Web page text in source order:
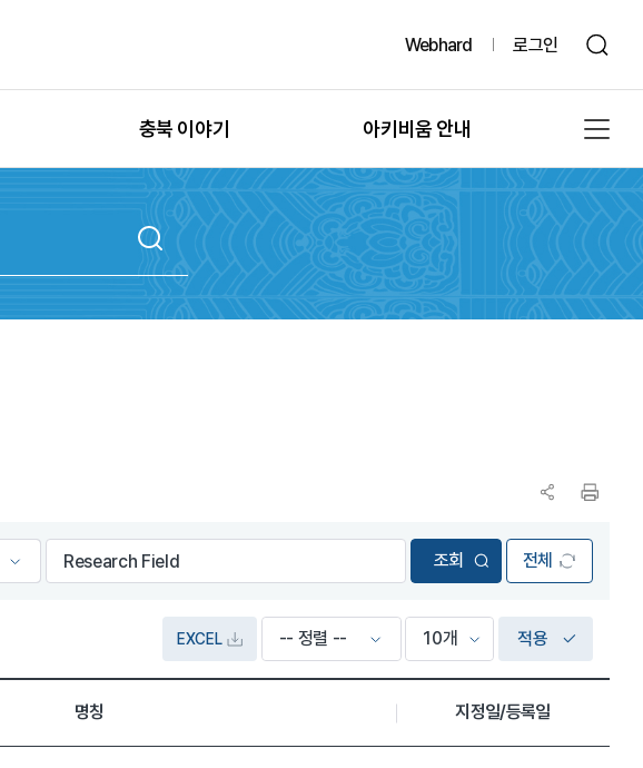
Webhard 로그인
충북 이야기
그때, 그 시절의 충북
또 다른 기록, 발굴
문화유산의 과거여행
아키비움 안내
공지사항
아키비움 소개
이용방법
전체
EXCEL 적용
명칭 지정일/등록일